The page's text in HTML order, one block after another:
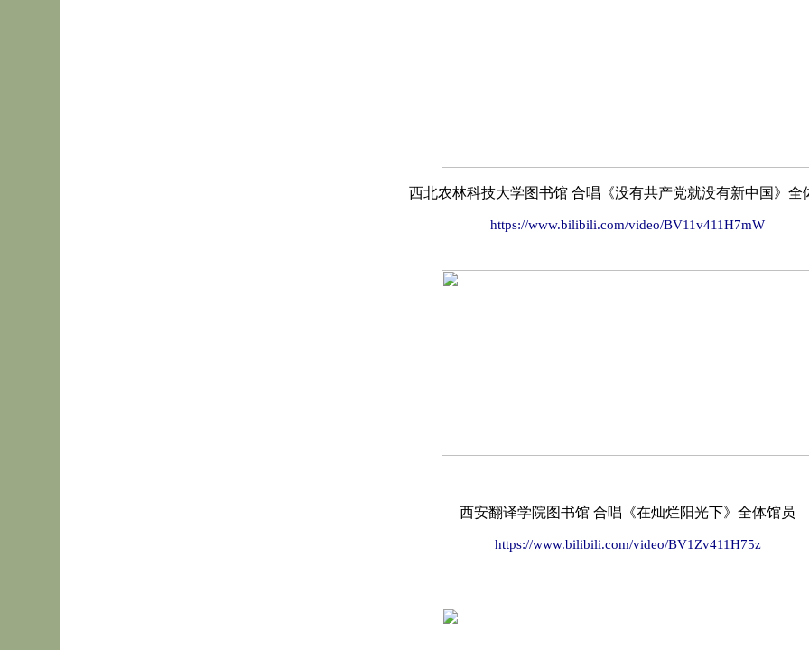
西北农林科技大学图书馆 合唱《没有共产党就没有新中国》全
https://www.bilibili.com/video/BV11v411H7mW
西安翻译学院图书馆 合唱《在灿烂阳光下》全体馆员
https://www.bilibili.com/video/BV1Zv411H75z